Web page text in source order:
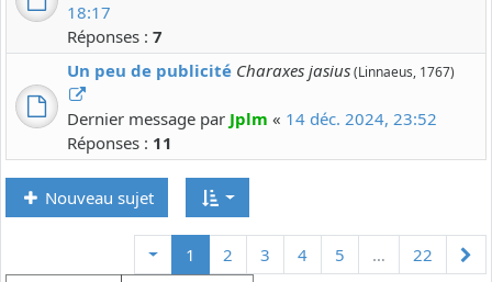
18:17
Réponses : 7
Un peu de publicité Charaxes jasius(Linnaeus, 1767)
Dernier message par Jplm « 14 déc. 2024, 23:52
Réponses : 11
Nouveau sujet
1 2 3 4 5 … 22